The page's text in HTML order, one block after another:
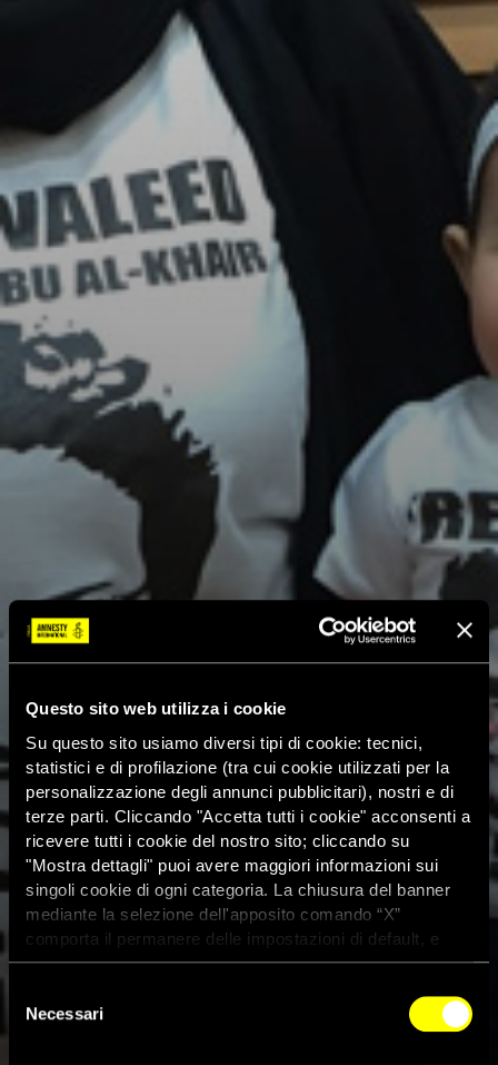
Questo sito web utilizza i cookie
Su questo sito usiamo diversi tipi di cookie: tecnici,
statistici e di profilazione (tra cui cookie utilizzati per la
personalizzazione degli annunci pubblicitari), nostri e di
terze parti. Cliccando "Accetta tutti i cookie" acconsenti a
ricevere tutti i cookie del nostro sito; cliccando su
"Mostra dettagli" puoi avere maggiori informazioni sui
singoli cookie di ogni categoria. La chiusura del banner
mediante la selezione dell'apposito comando “X”
comporta il permanere delle impostazioni di default, e
dunque la continuazione della navigazione con i cookie
dei cookie attivi sul sito clicca
delNecessari